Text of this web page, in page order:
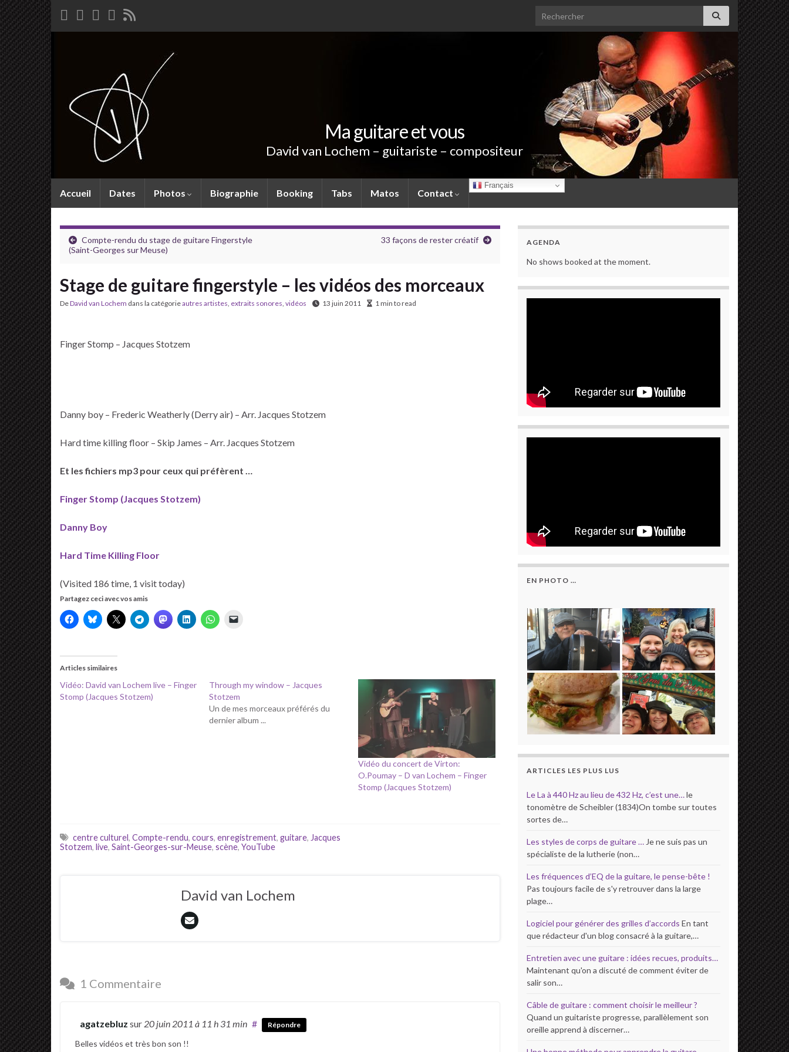
Search for:
Ma guitare et vous
David van Lochem – guitariste – compositeur
Accueil Dates Photos Biographie Booking Tabs Matos Contact
Français
Compte-rendu du stage de guitare Fingerstyle
(Saint-Georges sur Meuse)
33 façons de rester créatif
Stage de guitare fingerstyle – les vidéos des morceaux
DeDavid van Lochem dans la catégorieautres artistes, extraits sonores, vidéos 13 juin 2011 1 min to read
Finger Stomp – Jacques Stotzem
Danny boy – Frederic Weatherly (Derry air) – Arr. Jacques Stotzem
Hard time killing floor – Skip James – Arr. Jacques Stotzem
Et les fichiers mp3 pour ceux qui préfèrent …
Finger Stomp (Jacques Stotzem)
Danny Boy
Hard Time Killing Floor
(Visited 186 time, 1 visit today)
Partagez ceci avec vos amis
Articles similaires
Vidéo: David van Lochem live – Finger
Stomp (Jacques Stotzem)
Through my window – Jacques
Stotzem
Un de mes morceaux préférés du
dernier album ...
Vidéo du concert de Virton:
O.Poumay – D van Lochem – Finger
Stomp (Jacques Stotzem)
centre culturel, Compte-rendu, cours, enregistrement, guitare, Jacques
Stotzem, live, Saint-Georges-sur-Meuse, scène, YouTube
David van Lochem
1 Commentaire
agatzebluz sur 20 juin 2011 à 11 h 31 min # Répondre
Belles vidéos et très bon son !!
AGENDA
No shows booked at the moment.
EN PHOTO …
ARTICLES LES PLUS LUS
Le La à 440 Hz au lieu de 432 Hz, c’est une…le
tonomètre de Scheibler (1834)On tombe sur toutes
sortes de…
Les styles de corps de guitare … Je ne suis pas un
spécialiste de la lutherie (non…
Les fréquences d’EQ de la guitare, le pense-bête !
Pas toujours facile de s'y retrouver dans la large
plage…
Logiciel pour générer des grilles d’accords En tant
que rédacteur d'un blog consacré à la guitare,…
Entretien avec une guitare : idées recues, produits…
Maintenant qu'on a discuté de comment éviter de
salir son…
Câble de guitare : comment choisir le meilleur ?
Quand un guitariste progresse, parallèlement son
oreille apprend à discerner…